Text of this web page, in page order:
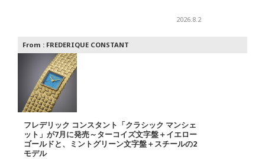
2026.8.2
From : FREDERIQUE CONSTANT
フレデリック コンスタント「クラシック マンシェ
ット」が7月に発売～ターコイズ文字盤＋イエロー
ゴールドと、ミントグリーン文字盤＋スチールの2
モデル